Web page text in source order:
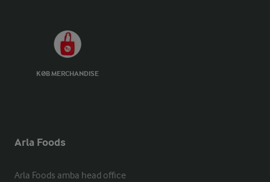
KØB MERCHANDISE
Arla Foods
Arla Foods amba head office